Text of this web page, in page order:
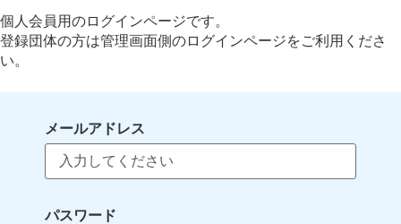
個人会員用のログインページです。
登録団体の方は管理画面側のログインページをご利用くださ
い。
メールアドレス
パスワード